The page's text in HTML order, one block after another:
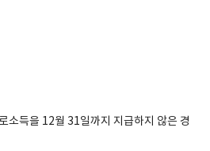
소득을 12월 31일까지 지급하지 않은 경